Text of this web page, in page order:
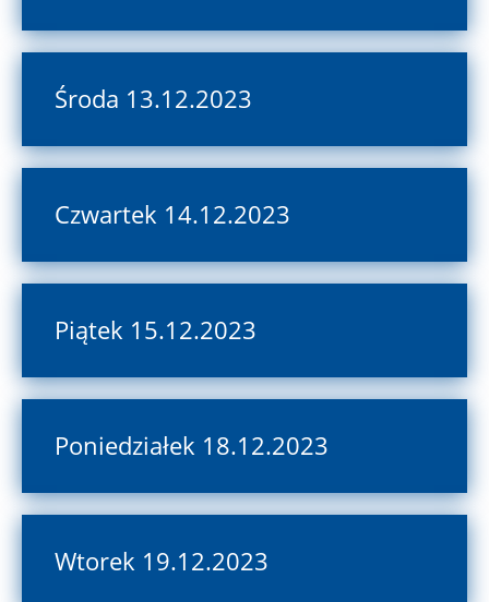
Środa 13.12.2023
Czwartek 14.12.2023
Piątek 15.12.2023
Poniedziałek 18.12.2023
Wtorek 19.12.2023